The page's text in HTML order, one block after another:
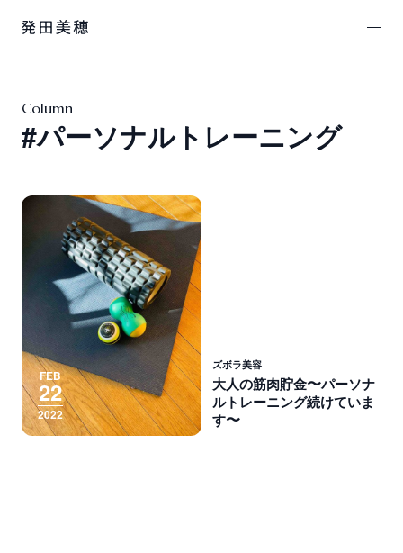
Column
#パーソナルトレーニング
FEB
22
2022
ズボラ美容
大人の筋肉貯金〜パーソナ
ルト レーニング続けていま
す〜